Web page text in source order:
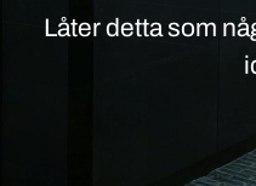
Låter detta som